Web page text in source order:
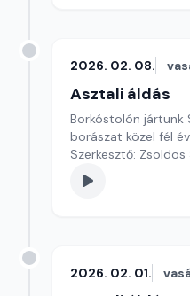
2026. 02. 08.
Asztali áldás
Borkóstolón jártunk
borászat közel fél
Szerkesztő: Zsoldos
2026. 02. 01.